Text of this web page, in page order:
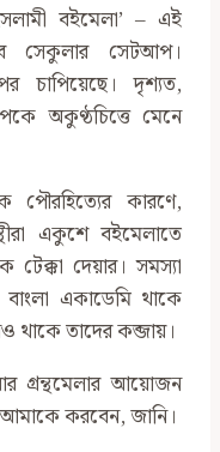
বইমেলা’ – এই
সেকুলার সেটআপ।
চাপিয়েছে। দৃশ্যত,
অকুণ্ঠচিত্তে মেনে
পৌরহিত্যের কারণে,
একুশে বইমেলাতে
দেয়ার। সমস্যা
একাডেমি থাকে
থাকে তাদের কব্জায়।
গ্রন্থমেলার আয়োজন
করবেন, জানি।